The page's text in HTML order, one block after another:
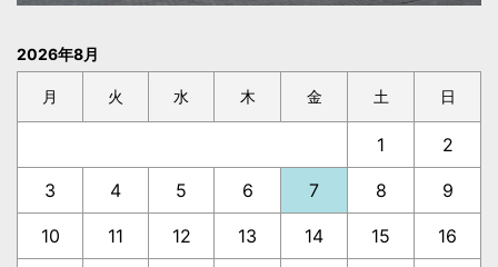
2026年8月
月 火 水 木 金 土 日
1 2
3 4 5 6 7 8 9
10 11 12 13 14 15 16